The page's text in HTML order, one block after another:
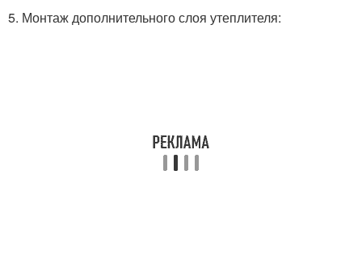
5. Монтаж дополнительного слоя утеплителя: